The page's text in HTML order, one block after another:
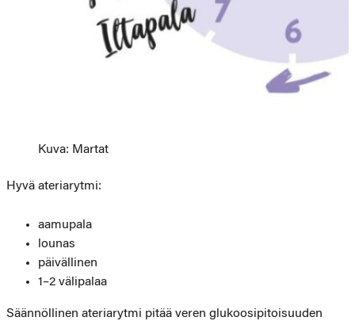
Kuva: Martat
Hyvä ateriarytmi:
aamupala
lounas
päivällinen
1–2 välipalaa
Säännöllinen ateriarytmi pitää veren glukoosipitoisuuden